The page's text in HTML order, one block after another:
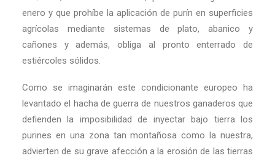
enero y que prohíbe la aplicación de purín en superficies
agrícolas mediante sistemas de plato, abanico y
cañones y además, obliga al pronto enterrado de
estiércoles sólidos.
Como se imaginarán este condicionante europeo ha
levantado el hacha de guerra de nuestros ganaderos que
defienden la imposibilidad de inyectar bajo tierra los
purines en una zona tan montañosa como la nuestra,
advierten de su grave afección a la erosión de las tierras